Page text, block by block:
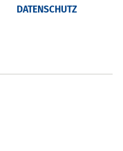
DATENSCHUTZ